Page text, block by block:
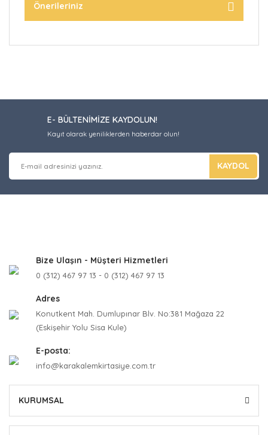
Önerileriniz
E- BÜLTENİMİZE KAYDOLUN!
Kayıt olarak yeniliklerden haberdar olun!
KAYDOL
Bize Ulaşın - Müşteri Hizmetleri
0 (312) 467 97 13 - 0 (312) 467 97 13
Adres
Konutkent Mah. Dumlupınar Blv. No:381 Mağaza 22
(Eskişehir Yolu Sisa Kule)
E-posta:
info@karakalemkirtasiye.com.tr
KURUMSAL